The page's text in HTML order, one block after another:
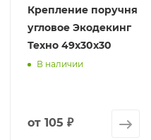
Крепление поручня
угловое Экодекинг
Техно 49x30x30
В наличии
от 105 ₽